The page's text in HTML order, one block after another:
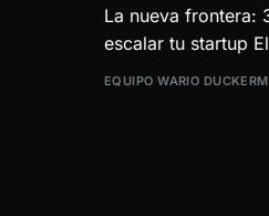
La nueva frontera:
escalar tu startup
EQUIPO WARIO